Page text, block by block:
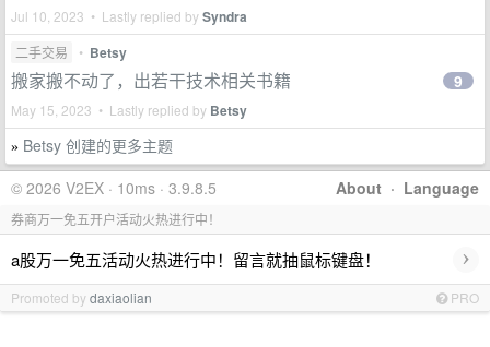
Jul 10, 2023 • Lastly replied bySyndra
二手交易 • Betsy
搬家搬不动了，出若干技术相关书籍
May 15, 2023 • Lastly replied by Betsy
9
» Betsy 创建的更多主题
About · Language
© 2026 V2EX · 10ms · 3.9.8.5
券商万一免五开户活动火热进行中！
a股万一免五活动火热进行中！留言就抽鼠标键盘！ ›
Promoted bydaxiaolian PRO